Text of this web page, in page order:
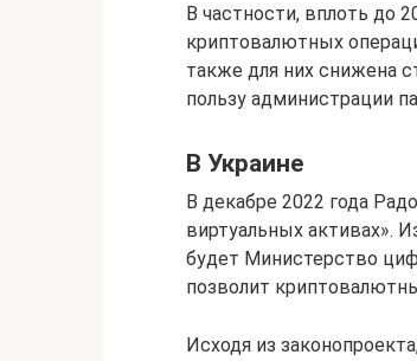
В частности, вплоть до
криптовалютных
также для них снижена
пользу администрации
В Украине
В декабре 2022 года
виртуальных активах».
будет Министерство
позволит
Исходя из